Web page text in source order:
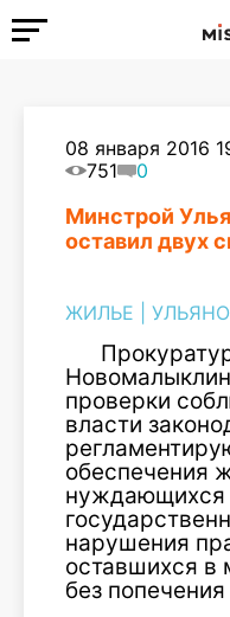
08 января 2016
751
0
Минстрой
оставил двух
ЖИЛЬЕ
проверки
власти
обеспечения
нуждающихся
нарушения
оставшихся в
без